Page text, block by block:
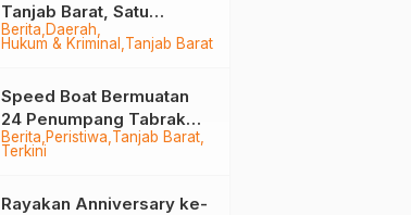
Berita Daerah
Hukum & Kriminal Tanjab Barat
Tanjab Barat, Satu
Remaja Kritis Dibacok, 3
Pelaku Ditangkap
Berita Peristiwa Tanjab Barat
Terkini
Speed Boat Bermuatan
24 Penumpang Tabrak
Togok di Kuala Tungkal,
Rayakan Anniversary ke-